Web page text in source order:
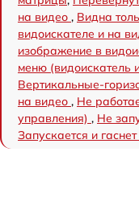
на видео , Видна
видоискателе и на
изображение в
меню (видоискатель
Вертикальные-
на видео , Не
управления) , Не
Запускается и гаснет